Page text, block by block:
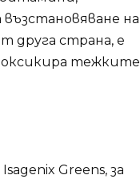
на
друга страна, е
тежките
Greens, за